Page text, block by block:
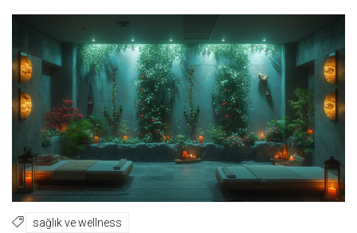
a
t
sağlık ve wellness